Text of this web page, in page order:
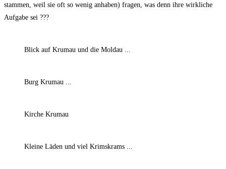
stammen, weil sie oft so wenig anhaben) fragen, was denn ihre wirkliche
Aufgabe sei ???
Blick auf Krumau und die Moldau ...
Burg Krumau ...
Kirche Krumau
Kleine Läden und viel Krimskrams ...